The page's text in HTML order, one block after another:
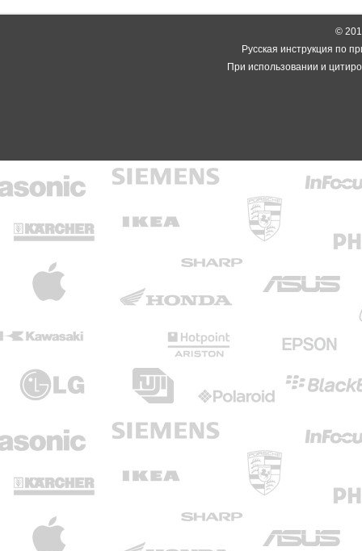
©
Русская инструкция по
При использовании и